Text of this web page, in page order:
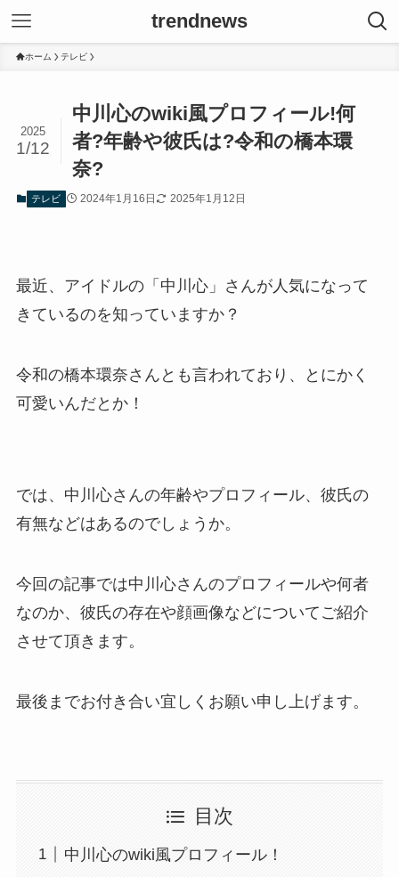
trendnews
ホーム テレビ
中川心のwiki風プロフィール!何
者?年齢や彼氏は?令和の橋本環
奈?
2025
1/12
テレビ 2024年1月16日 2025年1月12日
最近、アイドルの「中川心」さんが人気になって
きているのを知っていますか？
令和の橋本環奈さんとも言われており、とにかく
可愛いんだとか！
では、中川心さんの年齢やプロフィール、彼氏の
有無などはあるのでしょうか。
今回の記事では中川心さんのプロフィールや何者
なのか、彼氏の存在や顔画像などについてご紹介
させて頂きます。
最後までお付き合い宜しくお願い申し上げます。
目次
中川心のwiki風プロフィール！